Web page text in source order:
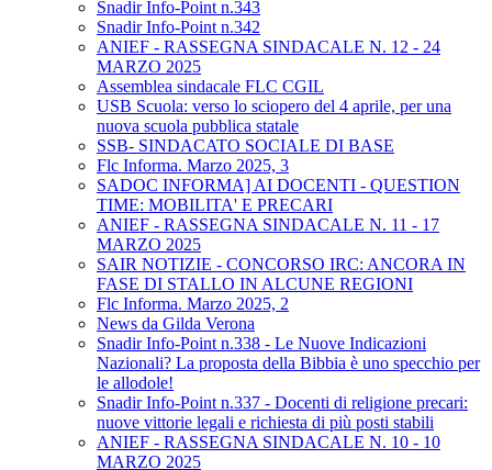
Snadir Info-Point n.343
Snadir Info-Point n.342
ANIEF - RASSEGNA SINDACALE N. 12 - 24
MARZO 2025
Assemblea sindacale FLC CGIL
USB Scuola: verso lo sciopero del 4 aprile, per una
nuova scuola pubblica statale
SSB- SINDACATO SOCIALE DI BASE
Flc Informa. Marzo 2025, 3
SADOC INFORMA] AI DOCENTI - QUESTION
TIME: MOBILITA' E PRECARI
ANIEF - RASSEGNA SINDACALE N. 11 - 17
MARZO 2025
SAIR NOTIZIE - CONCORSO IRC: ANCORA IN
FASE DI STALLO IN ALCUNE REGIONI
Flc Informa. Marzo 2025, 2
News da Gilda Verona
Snadir Info-Point n.338 - Le Nuove Indicazioni
Nazionali? La proposta della Bibbia è uno specchio per
le allodole!
Snadir Info-Point n.337 - Docenti di religione precari:
nuove vittorie legali e richiesta di più posti stabili
ANIEF - RASSEGNA SINDACALE N. 10 - 10
MARZO 2025